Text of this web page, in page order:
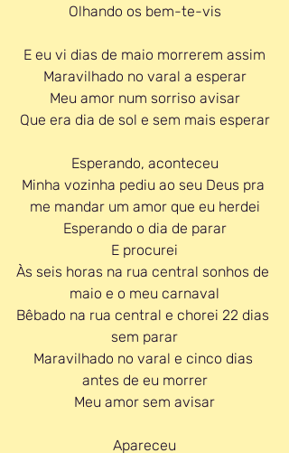
Olhando os bem-te-vis
E eu vi dias de maio morrerem assim
Maravilhado no varal a esperar
Meu amor num sorriso avisar
Que era dia de sol e sem mais esperar
Esperando, aconteceu
Minha vozinha pediu ao seu Deus pra
me mandar um amor que eu herdei
Esperando o dia de parar
E procurei
Às seis horas na rua central sonhos de
maio e o meu carnaval
Bêbado na rua central e chorei 22 dias
sem parar
Maravilhado no varal e cinco dias
antes de eu morrer
Meu amor sem avisar
Apareceu